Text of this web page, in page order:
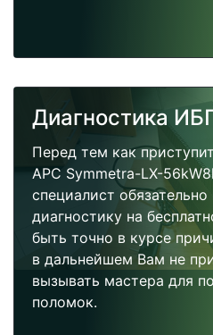
Диагностика
Перед тем как
APC Symmetra-LX-
специалист обязательно
диагностику на
быть точно в курсе
в дальнейшем Вам не
вызывать мастера для
поломок.